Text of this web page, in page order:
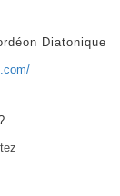
Diatonique